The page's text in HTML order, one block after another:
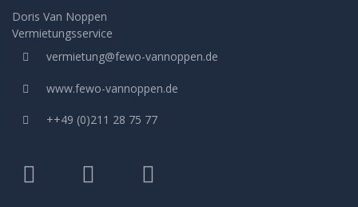
Doris Van Noppen
Vermietungsservice
vermietung@fewo-vannoppen.de
www.fewo-vannoppen.de
++49 (0)211 28 75 77